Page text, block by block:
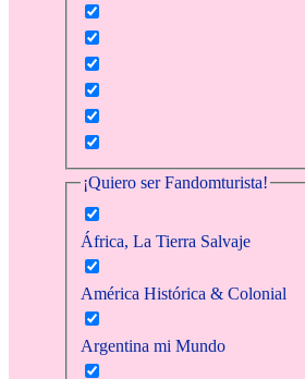
¡Quiero ser Fandomturista!
África, La Tierra Salvaje
América Histórica & Colonial
Argentina mi Mundo